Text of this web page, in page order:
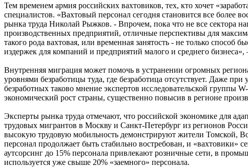
Тем временем армия российских вахтовиков, тех, кто хочет
специалистов. «Вахтовый персонал сегодня становится все более
рынка труда Николай Рыжков. - Впрочем, пока что не все сектора
производственных предприятий, отличные перспективы для
такого рода вахтовая, или временная занятость - не только способ
издержек для компаний и предприятий малого и среднего
Внутренняя миграция может помочь в устранении огромных
уровнями безработицы туда, где безработица отсутствует. Даже
безработных таково мнение экспертов исследовательской
экономический рост страны, существенно повысив в регионе
Эксперты рынка труда отмечают, что российской экономике для
трудовых мигрантов в Москву и Санкт-Петербург из регионов
высокую трудовую мобильность демонстрируют жители Томской,
персонал продолжает быть стабильно востребован, и «вахтовики»
аутсорсинг до 15% персонала привлекают розничные сети, в
используется уже свыше 20% «заемного» персонала.